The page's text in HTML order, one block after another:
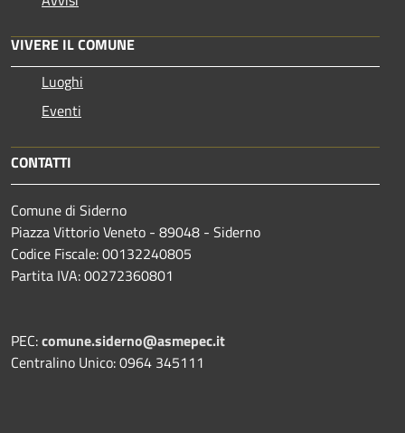
VIVERE IL COMUNE
Luoghi
Eventi
CONTATTI
Comune di Siderno
Piazza Vittorio Veneto - 89048 - Siderno
Codice Fiscale: 00132240805
Partita IVA: 00272360801
PEC:comune.siderno@asmepec.it
Centralino Unico: 0964 345111